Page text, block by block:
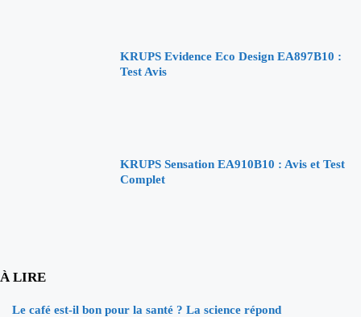
KRUPS Evidence Eco Design EA897B10 :
Test Avis
KRUPS Sensation EA910B10 : Avis et Test
Complet
À LIRE
Le café est-il bon pour la santé ? La science répond